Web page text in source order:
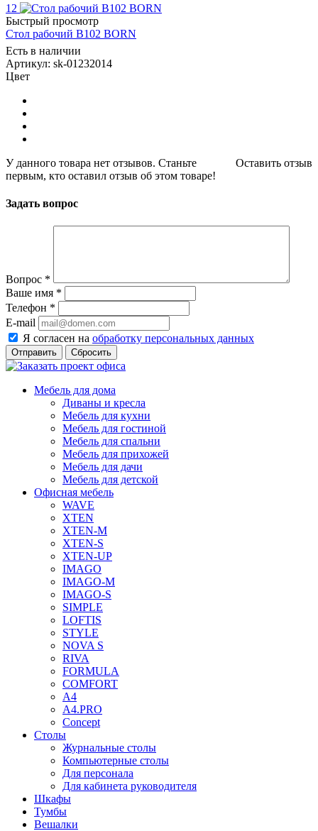
12
Быстрый просмотр
Стол рабочий B102 BORN
Есть в наличии
Артикул: sk-01232014
Цвет
Оставить отзыв
У данного товара нет отзывов. Станьте
первым, кто оставил отзыв об этом товаре!
Задать вопрос
Вопрос *
Ваше имя *
Телефон *
E-mail
Я согласен на обработку персональных данных
Сбросить
Мебель для дома
Диваны и кресла
Мебель для кухни
Мебель для гостиной
Мебель для спальни
Мебель для прихожей
Мебель для дачи
Мебель для детской
Офисная мебель
WAVE
XTEN
XTEN-M
XTEN-S
XTEN-UP
IMAGO
IMAGO-M
IMAGO-S
SIMPLE
LOFTIS
STYLE
NOVA S
RIVA
FORMULA
COMFORT
A4
A4.PRO
Concept
Столы
Журнальные столы
Компьютерные столы
Для персонала
Для кабинета руководителя
Шкафы
Тумбы
Вешалки